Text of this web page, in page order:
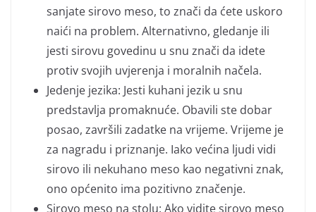
sanjate sirovo meso, to znači da ćete uskoro
naići na problem. Alternativno, gledanje ili
jesti sirovu govedinu u snu znači da idete
protiv svojih uvjerenja i moralnih načela.
Jedenje jezika: Jesti kuhani jezik u snu
predstavlja promaknuće. Obavili ste dobar
posao, završili zadatke na vrijeme. Vrijeme je
za nagradu i priznanje. Iako većina ljudi vidi
sirovo ili nekuhano meso kao negativni znak,
ono općenito ima pozitivno značenje.
Sirovo meso na stolu: Ako vidite sirovo meso